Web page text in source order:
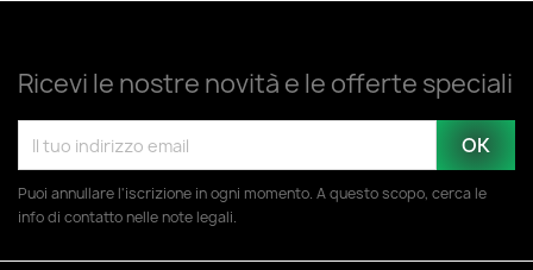
Ricevi le nostre novità e le offerte speciali
Puoi annullare l'iscrizione in ogni momento. A questo scopo, cerca le
info di contatto nelle note legali.